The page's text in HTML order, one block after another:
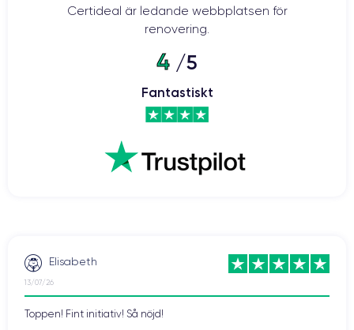
Certideal är ledande webbplatsen för
renovering.
4 /5
Fantastiskt
Elisabeth
13/07/26
Toppen! Fint initiativ! Så nöjd!